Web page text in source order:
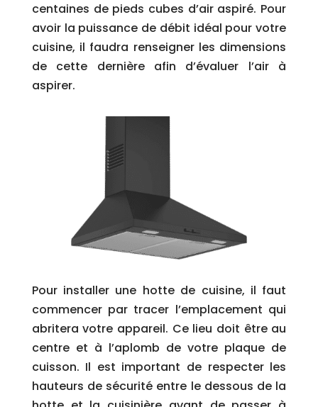
centaines de pieds cubes d’air aspiré. Pour
avoir la puissance de débit idéal pour votre
cuisine, il faudra renseigner les dimensions
de cette dernière afin d’évaluer l’air à
aspirer.
Pour installer une hotte de cuisine, il faut
commencer par tracer l’emplacement qui
abritera votre appareil. Ce lieu doit être au
centre et à l’aplomb de votre plaque de
cuisson. Il est important de respecter les
hauteurs de sécurité entre le dessous de la